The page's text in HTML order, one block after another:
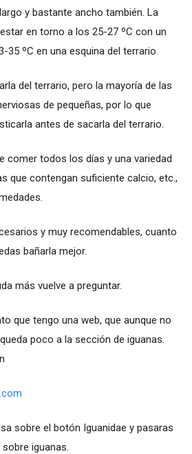
y bastante ancho también. La
en torno a los 25-27 ºC con un
35 ºC en una esquina del terrario.
del terrario, pero la mayoría de las
de pequeñas, por lo que
antes de sacarla del terrario.
comer todos los días y una variedad
que contengan suficiente calcio, etc.,
y muy recomendables, cuanto
bañarla mejor.
más vuelve a preguntar.
que tengo una web, que aunque no
poco a la sección de iguanas.
sobre el botón Iguanidae y pasaras
iguanas.